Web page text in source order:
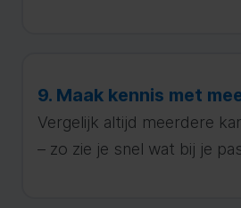
9. Maak kennis met
Vergelijk altijd meerdere
– zo zie je snel wat bij je